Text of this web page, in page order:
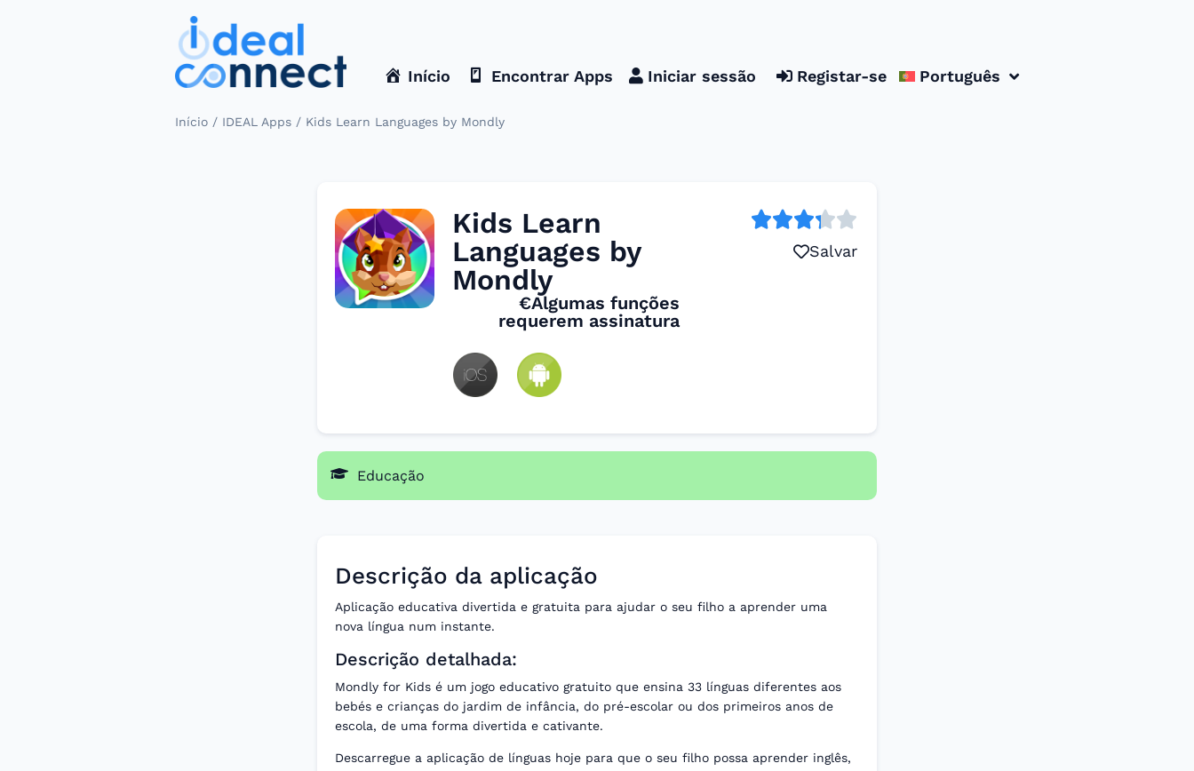
Início Encontrar Apps Iniciar sessão Registar-se Português
Início / IDEAL Apps / Kids Learn Languages by Mondly
Kids Learn
Languages by
Mondly
€Algumas funções
requerem assinatura
Salvar
Educação
Descrição da aplicação
Aplicação educativa divertida e gratuita para ajudar o seu filho a aprender uma
nova língua num instante.
Descrição detalhada:
Mondly for Kids é um jogo educativo gratuito que ensina 33 línguas diferentes aos
bebés e crianças do jardim de infância, do pré-escolar ou dos primeiros anos de
escola, de uma forma divertida e cativante.
Descarregue a aplicação de línguas hoje para que o seu filho possa aprender inglês,